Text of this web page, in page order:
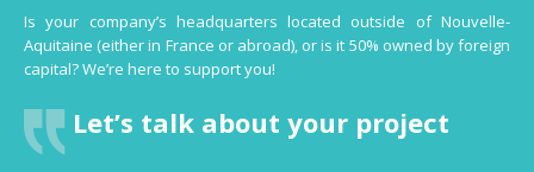
Is your company’s headquarters located outside of Nouvelle-
Aquitaine (either in France or abroad), or is it 50% owned by foreign
capital? We’re here to support you!
Let’s talk about your project